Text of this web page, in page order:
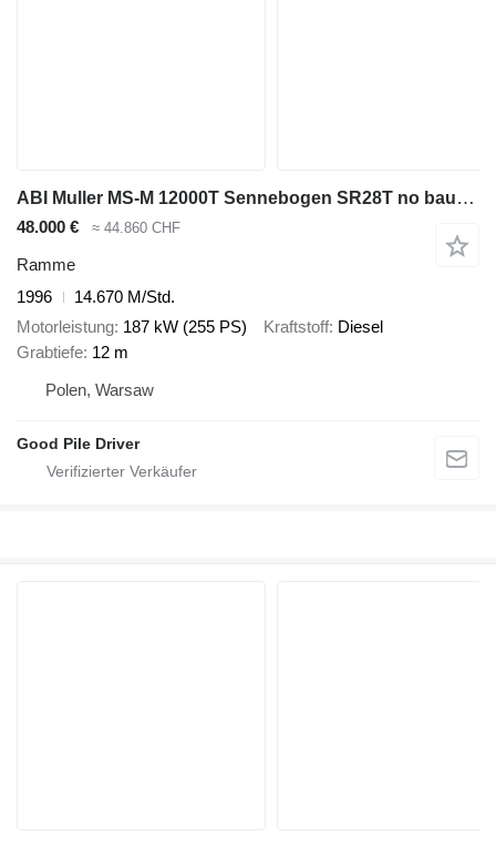
ABI Muller MS-M 12000T Sennebogen SR28T no bauer bg rg rtg 16 19 tm
48.000 € ≈ 44.860 CHF
Ramme
1996
14.670 M/Std.
Motorleistung 187 kW (255 PS) Kraftstoff Diesel
Grabtiefe 12 m
Polen, Warsaw
Good Pile Driver